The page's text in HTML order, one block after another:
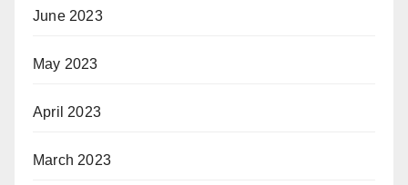
June 2023
May 2023
April 2023
March 2023